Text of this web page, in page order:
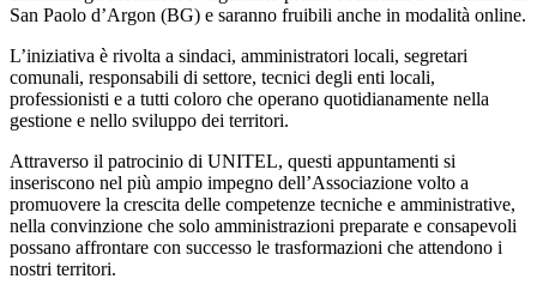
San Paolo d’Argon (BG) e saranno fruibili anche in modalità online.
L’iniziativa è rivolta a sindaci, amministratori locali, segretari
comunali, responsabili di settore, tecnici degli enti locali,
professionisti e a tutti coloro che operano quotidianamente nella
gestione e nello sviluppo dei territori.
Attraverso il patrocinio di UNITEL, questi appuntamenti si
inseriscono nel più ampio impegno dell’Associazione volto a
promuovere la crescita delle competenze tecniche e amministrative,
nella convinzione che solo amministrazioni preparate e consapevoli
possano affrontare con successo le trasformazioni che attendono i
nostri territori.